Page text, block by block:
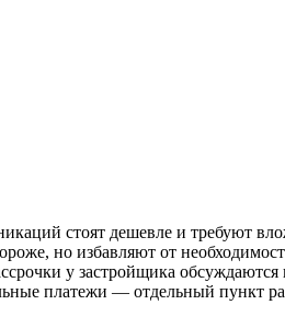
стоят дешевле и требуют
но избавляют от
у застройщика
платежи — отдельный пункт